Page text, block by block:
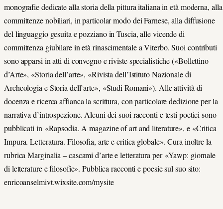
monografie dedicate alla storia della pittura italiana in età moderna, alla
committenze nobiliari, in particolar modo dei Farnese, alla diffusione
del linguaggio gesuita e pozziano in Tuscia, alle vicende di
committenza giubilare in età rinascimentale a Viterbo. Suoi contributi
sono apparsi in atti di convegno e riviste specialistiche («Bollettino
d’Arte», «Storia dell’arte», «Rivista dell’Istituto Nazionale di
Archeologia e Storia dell’arte», «Studi Romani»). Alle attività di
docenza e ricerca affianca la scrittura, con particolare dedizione per la
narrativa d’introspezione. Alcuni dei suoi racconti e testi poetici sono
pubblicati in «Rapsodia. A magazine of art and literature», e «Critica
Impura. Letteratura. Filosofia, arte e critica globale». Cura inoltre la
rubrica Marginalia – cascami d’arte e letteratura per «Yawp: giornale
di letterature e filosofie». Pubblica racconti e poesie sul suo sito:
enricoanselmivt.wixsite.com/mysite